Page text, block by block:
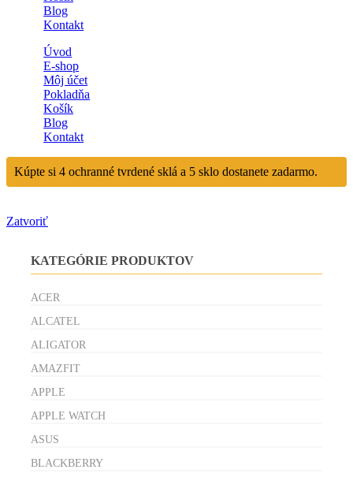
Blog
Kontakt
Úvod
E-shop
Môj účet
Pokladňa
Košík
Blog
Kontakt
Kúpte si 4 ochranné tvrdené sklá a 5 sklo dostanete zadarmo.
Zatvoriť
KATEGÓRIE PRODUKTOV
ACER
ALCATEL
ALIGATOR
AMAZFIT
APPLE
APPLE WATCH
ASUS
BLACKBERRY